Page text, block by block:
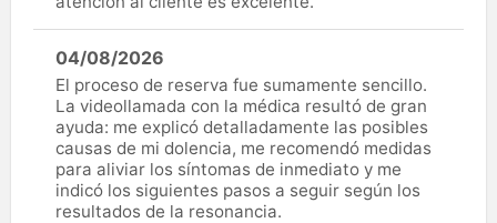
04/08/2026
El proceso de reserva fue sumamente sencillo.
La videollamada con la médica resultó de gran
ayuda: me explicó detalladamente las posibles
causas de mi dolencia, me recomendó medidas
para aliviar los síntomas de inmediato y me
indicó los siguientes pasos a seguir según los
resultados de la resonancia.